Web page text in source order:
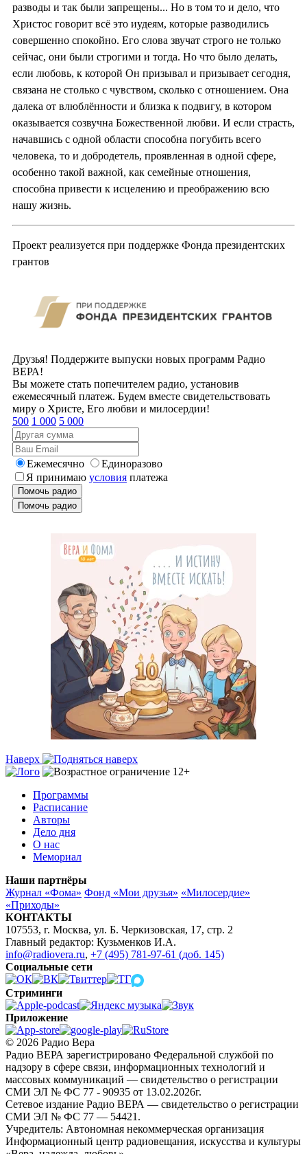
разводы и так были запрещены... Но в том то и дело, что
Христос говорит всё это иудеям, которые разводились
совершенно спокойно. Его слова звучат строго не только
сейчас, они были строгими и тогда. Но что было делать,
если любовь, к которой Он призывал и призывает сегодня,
связана не столько с чувством, сколько с отношением. Она
далека от влюблённости и близка к подвигу, в котором
оказывается созвучна Божественной любви. И если страсть,
начавшись с одной области способна погубить всего
человека, то и добродетель, проявленная в одной сфере,
особенно такой важной, как семейные отношения,
способна привести к исцелению и преображению всю
нашу жизнь.
Проект реализуется при поддержке Фонда президентских
грантов
Друзья! Поддержите выпуски новых программ Радио
ВЕРА!
Вы можете стать попечителем радио, установив
ежемесячный платеж. Будем вместе свидетельствовать
миру о Христе, Его любви и милосердии!
500 1 000 5 000
Ежемесячно
Единоразово
Я принимаю условия платежа
Помочь радио
Помочь радио
Наверх
Программы
Расписание
Авторы
Дело дня
О нас
Мемориал
Наши партнёры
Журнал «Фома» Фонд «Мои друзья» «Милосердие»
«Приходы»
КОНТАКТЫ
107553, г. Москва, ул. Б. Черкизовская, 17, стр. 2
Главный редактор: Кузьменков И.А.
info@radiovera.ru, +7 (495) 781-97-61 (доб. 145)
Социальные сети
Стриминги
Приложение
© 2026 Радио Вера
Радио ВЕРА зарегистрировано Федеральной службой по
надзору в сфере связи, информационных технологий и
массовых коммуникаций — свидетельство о регистрации
СМИ ЭЛ № ФС 77 - 90935 от 13.02.2026г.
Сетевое издание Радио ВЕРА — свидетельство о регистрации
СМИ ЭЛ № ФС 77 — 54421.
Учредитель: Автономная некоммерческая организация
Информационный центр радиовещания, искусства и культуры